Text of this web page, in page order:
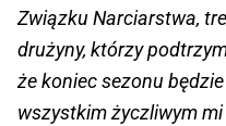
Związku Narciarstwa,
drużyny, którzy
że koniec sezonu
wszystkim życzliwym